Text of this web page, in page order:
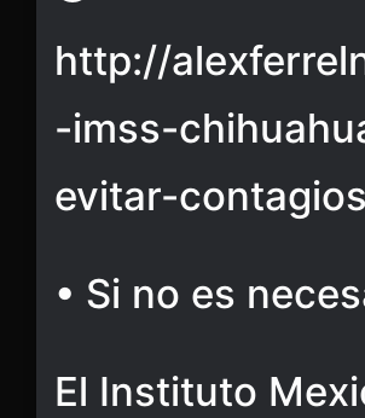
http://
-imss-
evitar-
• Si no es
El Instituto